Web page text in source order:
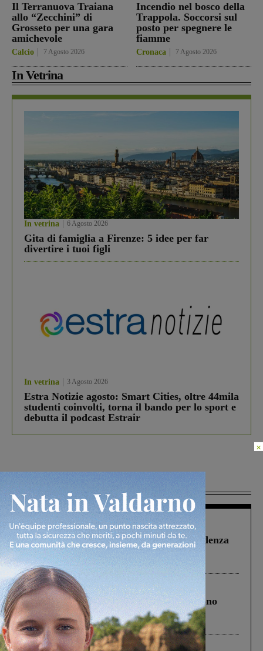
Il Terranuova Traiana
allo “Zecchini” di
Grosseto per una gara
amichevole
Calcio 7 Agosto 2026
Incendio nel bosco della
Trappola. Soccorsi sul
posto per spegnere le
fiamme
Cronaca 7 Agosto 2026
In Vetrina
In vetrina 6 Agosto 2026
Gita di famiglia a Firenze: 5 idee per far
divertire i tuoi figli
In vetrina 3 Agosto 2026
Estra Notizie agosto: Smart Cities, oltre 44mila
studenti coinvolti, torna il bando per lo sport e
debutta il podcast Estrair
Più lette
Figline Incisa Valdarno 1 Agosto 2026
Piscina di Figline finanziata oltre la scadenza
Pnrr, il gruppo di Fratelli d’Italia: “Un
ringraziamento al Governo”
Cronaca 4 Agosto 2026
Un anno fa la strage in A1 in cui morirono
Gianni, Giulia e Franco. Lo schianto, il
processo, lo stop ai sorpassi fra tir....
Cronaca 3 Agosto 2026
×